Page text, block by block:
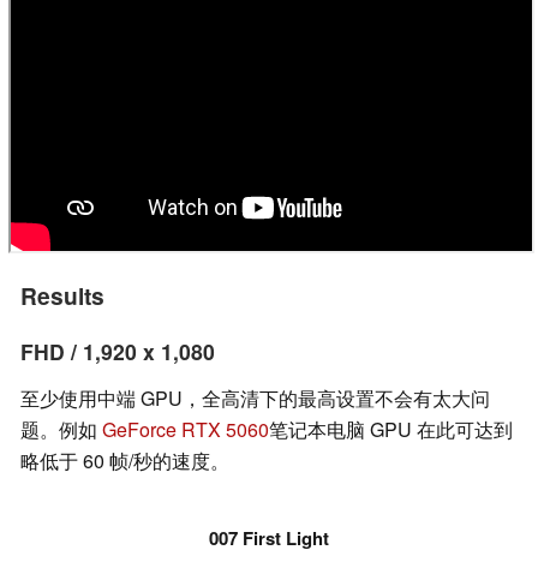
Results
FHD / 1,920 x 1,080
至少使用中端 GPU，全高清下的最高设置不会有太大问
题。例如 GeForce RTX 5060笔记本电脑 GPU 在此可达到
略低于 60 帧/秒的速度。
007 First Light